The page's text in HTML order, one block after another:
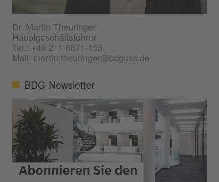
Dr. Martin Theuringer
Hauptgeschäftsführer
Tel.:+49 211 6871-155
Mail: martin.theuringer@bdguss.de
BDG-Newsletter